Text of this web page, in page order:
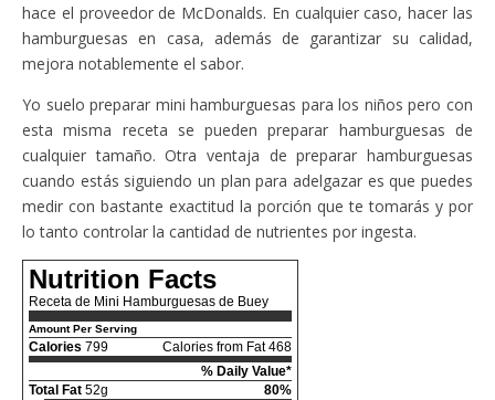
hace el proveedor de McDonalds. En cualquier caso, hacer las
hamburguesas en casa, además de garantizar su calidad,
mejora notablemente el sabor.
Yo suelo preparar mini hamburguesas para los niños pero con
esta misma receta se pueden preparar hamburguesas de
cualquier tamaño. Otra ventaja de preparar hamburguesas
cuando estás siguiendo un plan para adelgazar es que puedes
medir con bastante exactitud la porción que te tomarás y por
lo tanto controlar la cantidad de nutrientes por ingesta.
Nutrition Facts
Receta de Mini Hamburguesas de Buey
Amount Per Serving
Calories 799
Calories from Fat 468
% Daily Value*
Total Fat 52g
80%